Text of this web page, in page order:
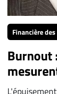
Financière
Burnout